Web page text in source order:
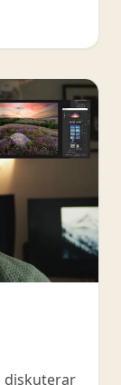
diskuterar